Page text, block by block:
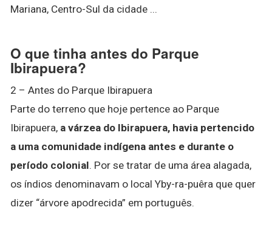
Mariana, Centro-Sul da cidade ...
O que tinha antes do Parque
Ibirapuera?
2 – Antes do Parque Ibirapuera
Parte do terreno que hoje pertence ao Parque
Ibirapuera, a várzea do Ibirapuera, havia pertencido
a uma comunidade indígena antes e durante o
período colonial. Por se tratar de uma área alagada,
os índios denominavam o local Yby-ra-puêra que quer
dizer “árvore apodrecida” em português.